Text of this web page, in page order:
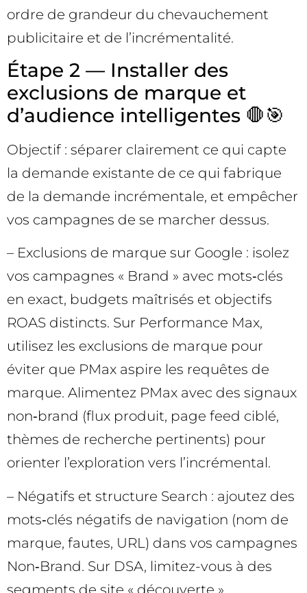
ordre de grandeur du chevauchement
publicitaire et de l’incrémentalité.
Étape 2 — Installer des
exclusions de marque et
d’audience intelligentes 🛑🎯
Objectif : séparer clairement ce qui capte
la demande existante de ce qui fabrique
de la demande incrémentale, et empêcher
vos campagnes de se marcher dessus.
– Exclusions de marque sur Google : isolez
vos campagnes « Brand » avec mots‑clés
en exact, budgets maîtrisés et objectifs
ROAS distincts. Sur Performance Max,
utilisez les exclusions de marque pour
éviter que PMax aspire les requêtes de
marque. Alimentez PMax avec des signaux
non‑brand (flux produit, page feed ciblé,
thèmes de recherche pertinents) pour
orienter l’exploration vers l’incrémental.
– Négatifs et structure Search : ajoutez des
mots‑clés négatifs de navigation (nom de
marque, fautes, URL) dans vos campagnes
Non‑Brand. Sur DSA, limitez-vous à des
segments de site « découverte »